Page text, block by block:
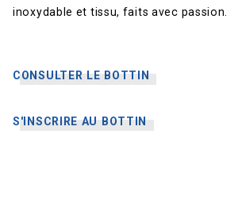
inoxydable et tissu, faits avec passion.
CONSULTER LE BOTTIN
S'INSCRIRE AU BOTTIN